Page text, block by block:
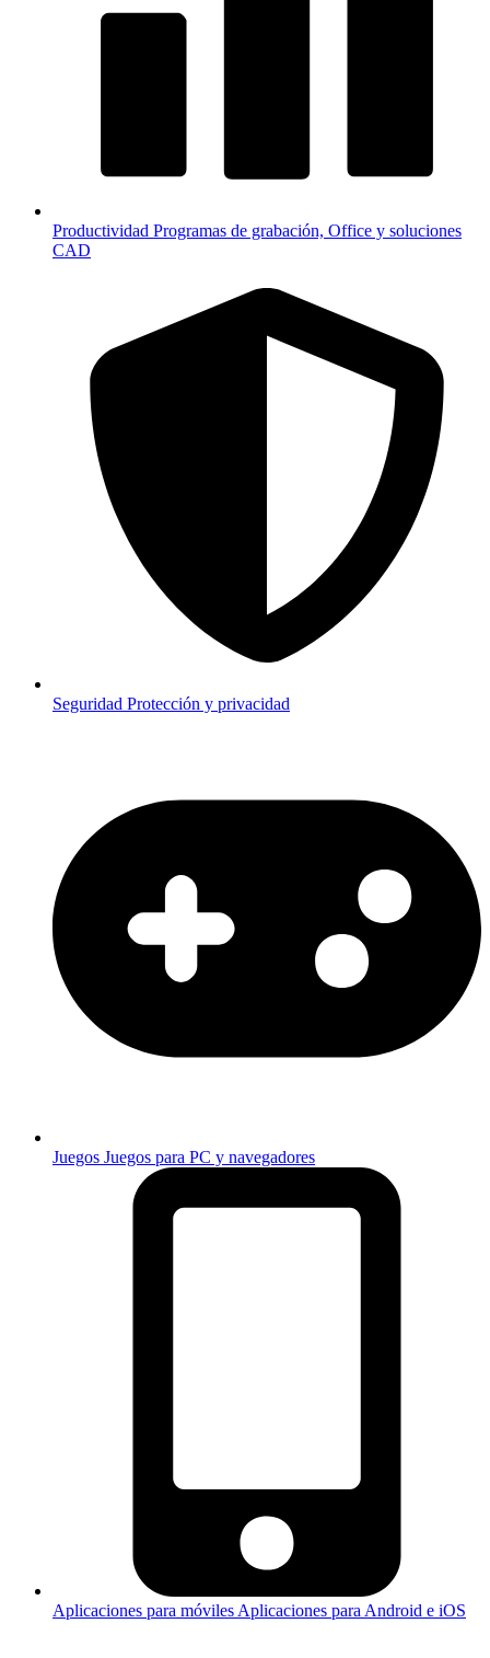
Productividad Programas de grabación, Office y soluciones
CAD
Seguridad Protección y privacidad
Juegos Juegos para PC y navegadores
Aplicaciones para móviles Aplicaciones para Android e iOS